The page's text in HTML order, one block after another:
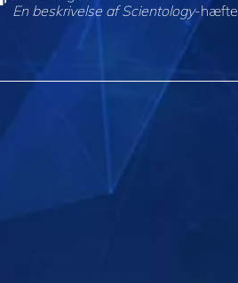
En beskrivelse af Scientology-hæfte